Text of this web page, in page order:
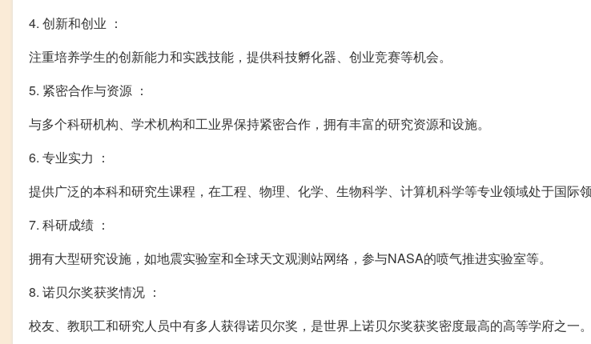
4. 创新和创业 ：
注重培养学生的创新能力和实践技能，提供科技孵化器、创业竞赛等机会。
5. 紧密合作与资源 ：
与多个科研机构、学术机构和工业界保持紧密合作，拥有丰富的研究资源和设施。
6. 专业实力 ：
提供广泛的本科和研究生课程，在工程、物理、化学、生物科学、计算机科学等专业领域处于国际领
7. 科研成绩 ：
拥有大型研究设施，如地震实验室和全球天文观测站网络，参与NASA的喷气推进实验室等。
8. 诺贝尔奖获奖情况 ：
校友、教职工和研究人员中有多人获得诺贝尔奖，是世界上诺贝尔奖获奖密度最高的高等学府之一。